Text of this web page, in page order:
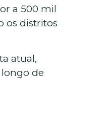
a 500 mil
os distritos
atual,
de